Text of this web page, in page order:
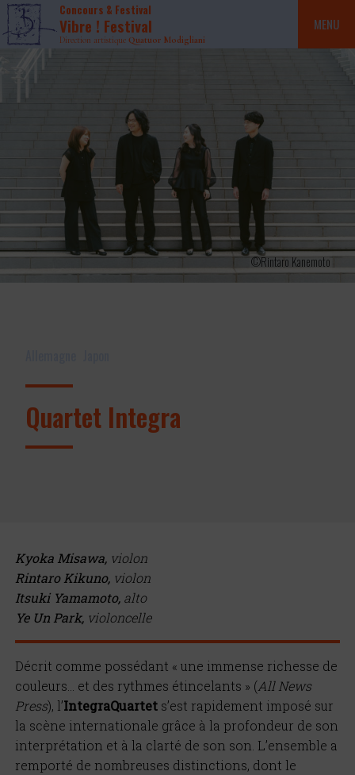
Concours & Festival
Vibre ! Festival
Direction artistique Quatuor Modigliani
MENU
©Rintaro Kanemoto
Quartet Integra
Kyoka Misawa, violon
Rintaro Kikuno, violon
Itsuki Yamamoto, alto
Ye Un Park, violoncelle
Décrit comme possédant « une immense richesse de
couleurs… et des rythmes étincelants » (All News
Press), l’IntegraQuartet s’est rapidement imposé sur
la scène internationale grâce à la profondeur de son
interprétation et à la clarté de son son. L’ensemble a
remporté de nombreuses distinctions, dont le